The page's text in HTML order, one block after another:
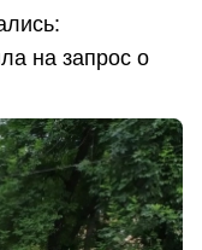
на запрос о